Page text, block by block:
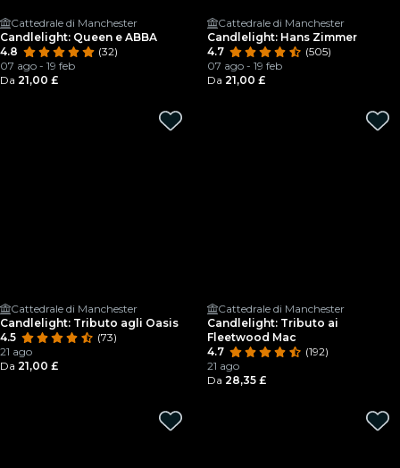
Cattedrale di Manchester
Candlelight: Queen e ABBA
4.8
(32)
07 ago - 19 feb
Da 21,00 £
Cattedrale di Manchester
Candlelight: Hans Zimmer
4.7
(505)
07 ago - 19 feb
Da 21,00 £
Cattedrale di Manchester
Candlelight: Tributo agli Oasis
4.5
(73)
21 ago
Da 21,00 £
Cattedrale di Manchester
Candlelight: Tributo ai
Fleetwood Mac
4.7
(192)
21 ago
Da 28,35 £